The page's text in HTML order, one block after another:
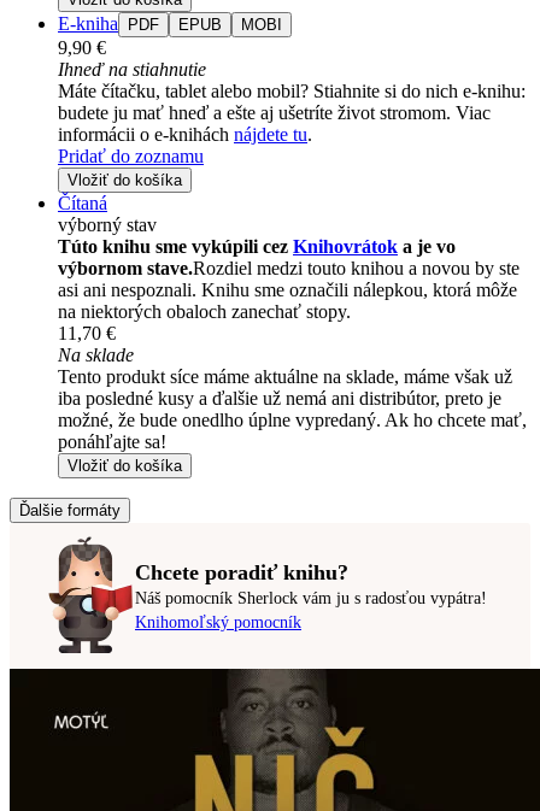
E-kniha PDF EPUB MOBI
9,90 €
Ihneď na stiahnutie
Máte čítačku, tablet alebo mobil? Stiahnite si do nich e-knihu:
budete ju mať hneď a ešte aj ušetríte život stromom. Viac
informácii o e-knihách nájdete tu.
Pridať do zoznamu
Vložiť do košíka
Čítaná
výborný stav
Túto knihu sme vykúpili cez Knihovrátok a je vo
výbornom stave.Rozdiel medzi touto knihou a novou by ste
asi ani nespoznali. Knihu sme označili nálepkou, ktorá môže
na niektorých obaloch zanechať stopy.
11,70 €
Na sklade
Tento produkt síce máme aktuálne na sklade, máme však už
iba posledné kusy a ďalšie už nemá ani distribútor, preto je
možné, že bude onedlho úplne vypredaný. Ak ho chcete mať,
ponáhľajte sa!
Vložiť do košíka
Ďalšie formáty
Chcete poradiť knihu?
Náš pomocník Sherlock vám ju s radosťou vypátra!
Knihomoľský pomocník